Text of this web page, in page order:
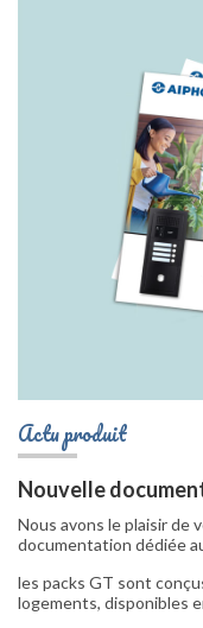
Actu produit
Nouvelle
Nous avons le plaisir de
documentation dédiée
les packs GT sont
logements, disponibles